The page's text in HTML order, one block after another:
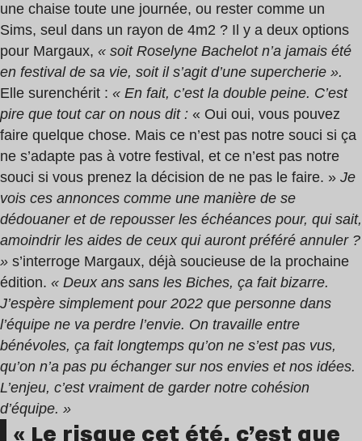
une chaise toute une journée, ou rester comme un
Sims, seul dans un rayon de 4m2 ? Il y a deux options
pour Margaux, « soit Roselyne Bachelot n’a jamais été
en festival de sa vie, soit il s’agit d’une supercherie ».
Elle surenchérit : « En fait, c’est la double peine. C’est
pire que tout car on nous dit : « Oui oui, vous pouvez
faire quelque chose. Mais ce n’est pas notre souci si ça
ne s’adapte pas à votre festival, et ce n’est pas notre
souci si vous prenez la décision de ne pas le faire. » Je
vois ces annonces comme une manière de se
dédouaner et de repousser les échéances pour, qui sait,
amoindrir les aides de ceux qui auront préféré annuler ?
» s’interroge Margaux, déjà soucieuse de la prochaine
édition. « Deux ans sans les Biches, ça fait bizarre.
J’espère simplement pour 2022 que personne dans
l’équipe ne va perdre l’envie. On travaille entre
bénévoles, ça fait longtemps qu’on ne s’est pas vus,
qu’on n’a pas pu échanger sur nos envies et nos idées.
L’enjeu, c’est vraiment de garder notre cohésion
d’équipe. »
« Le risque cet été, c’est que